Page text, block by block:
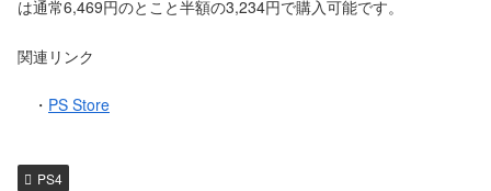
は通常6,469円のとこと半額の3,234円で購入可能です。
関連リンク
・ PS Store
PS4